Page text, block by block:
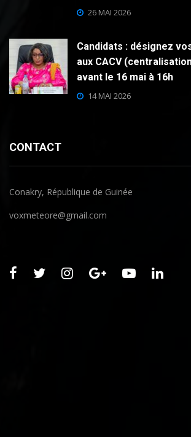
26 MAI 2026
Candidats : désignez
aux CACV
avant le 16 mai à 16h
14 MAI 2026
CONTACT
Conakry, République de Guinée
voxmeteore@gmail.com